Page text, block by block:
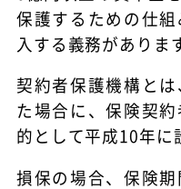
保護するための仕
入する義務がありま
契約者保護機構と
た場合に、保険契
的として平成10年に
損保の場合、保険